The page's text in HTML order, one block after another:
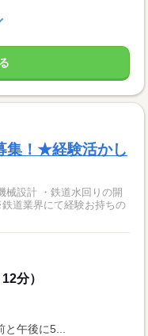
集！★経験活かし
分）
午後に5...